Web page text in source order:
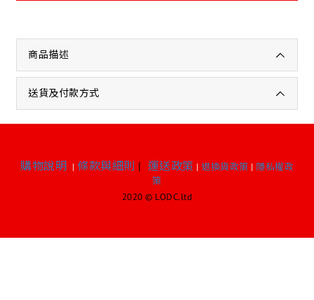
商品描述
送貨及付款方式
購物說明 | 條款與細則 | 運送政策 | 退換貨政策 | 隱私權政
策
2020 © LODC.ltd